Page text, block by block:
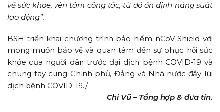
về sức khỏe, yên tâm công tác, từ đó ổn định năng suất
lao động”.
BSH triển khai chương trình bảo hiểm nCoV Shield với
mong muốn bảo vệ và quan tâm đến sự phục hồi sức
khỏe của người dân trước đại dịch bệnh COVID-19 và
chung tay cùng Chính phủ, Đảng và Nhà nước đẩy lùi
dịch bệnh COVID-19./.
Chi Vũ – Tổng hợp & đưa tin.